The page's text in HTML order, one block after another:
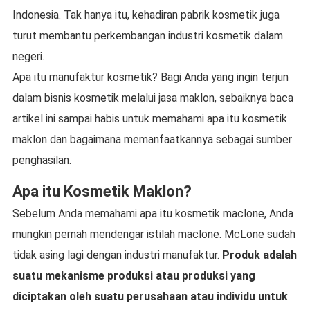
Indonesia. Tak hanya itu, kehadiran pabrik kosmetik juga
turut membantu perkembangan industri kosmetik dalam
negeri.
Apa itu manufaktur kosmetik? Bagi Anda yang ingin terjun
dalam bisnis kosmetik melalui jasa maklon, sebaiknya baca
artikel ini sampai habis untuk memahami apa itu kosmetik
maklon dan bagaimana memanfaatkannya sebagai sumber
penghasilan.
Apa itu Kosmetik Maklon?
Sebelum Anda memahami apa itu kosmetik maclone, Anda
mungkin pernah mendengar istilah maclone. McLone sudah
tidak asing lagi dengan industri manufaktur. Produk adalah
suatu mekanisme produksi atau produksi yang
diciptakan oleh suatu perusahaan atau individu untuk